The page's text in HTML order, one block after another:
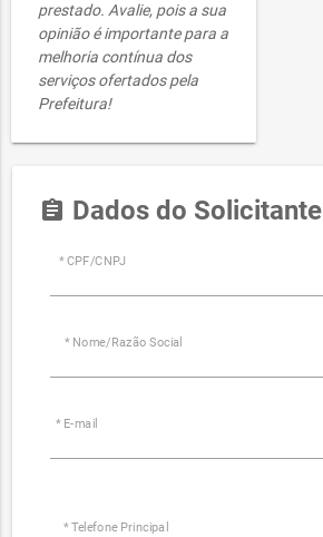
prestado. Avalie, pois a sua
opinião é importante para a
melhoria contínua dos
serviços ofertados pela
Prefeitura!
assignment Dados do Solicitante
* CPF/CNPJ
* Nome/Razão Social
* E-mail
* Telefone Principal